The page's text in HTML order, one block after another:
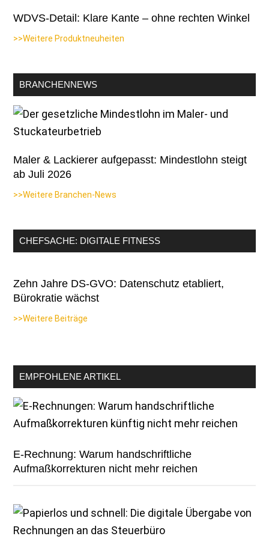
WDVS-Detail: Klare Kante – ohne rechten Winkel
>>Weitere Produktneuheiten
BRANCHENNEWS
Maler & Lackierer aufgepasst: Mindestlohn steigt
ab Juli 2026
>>Weitere Branchen-News
CHEFSACHE: DIGITALE FITNESS
Zehn Jahre DS-GVO: Datenschutz etabliert,
Bürokratie wächst
>>Weitere Beiträge
EMPFOHLENE ARTIKEL
E-Rechnung: Warum handschriftliche
Aufmaßkorrekturen nicht mehr reichen